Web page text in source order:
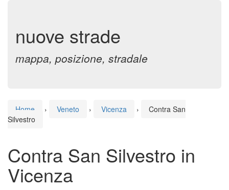
nuove strade
mappa, posizione, stradale
Home › Veneto › Vicenza ›
Contra San
Silvestro
Contra San Silvestro in
Vicenza